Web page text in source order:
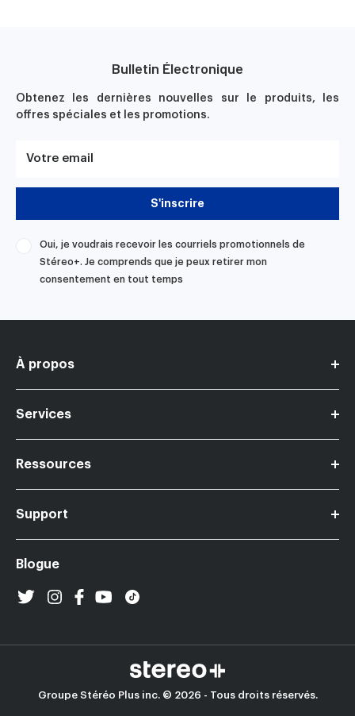
Bulletin Électronique
Obtenez les dernières nouvelles sur le produits, les
offres spéciales et les promotions.
Votre email
S'inscrire
Oui, je voudrais recevoir les courriels promotionnels de
Stéreo+. Je comprends que je peux retirer mon
consentement en tout temps
À propos
Contactez-nous
Services
Financement
Ressources
Cartes-Cadeaux Stereo+
Support
Retours et échanges
Blogue
Groupe Stéréo Plus inc. © 2026 - Tous droits réservés.